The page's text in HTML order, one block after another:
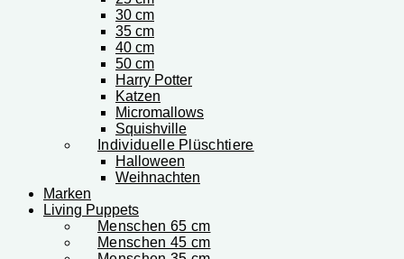
30 cm
35 cm
40 cm
50 cm
Harry Potter
Katzen
Micromallows
Squishville
Individuelle Plüschtiere
Halloween
Weihnachten
Marken
Living Puppets
Menschen 65 cm
Menschen 45 cm